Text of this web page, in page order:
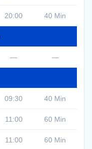
20:00 40 Min
— —
09:30 40 Min
11:00 60 Min
11:00 60 Min